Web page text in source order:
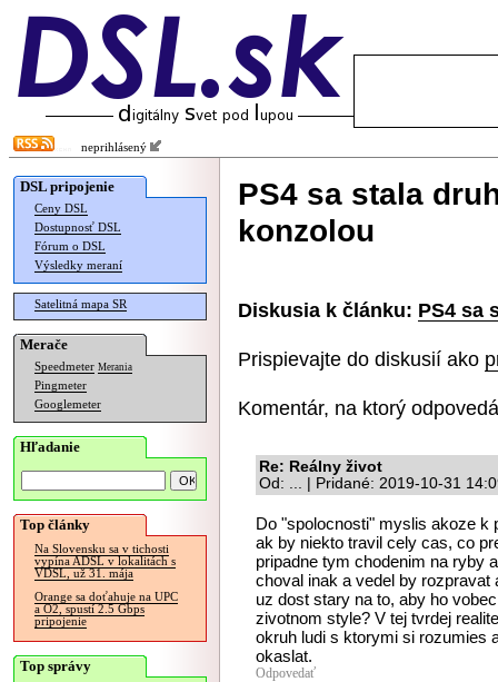
neprihlásený
DSL pripojenie
Ceny DSL
Dostupnosť DSL
Fórum o DSL
Výsledky meraní
Satelitná mapa SR
Merače
Speedmeter Merania
Pingmeter
Googlemeter
Hľadanie
Top články
Na Slovensku sa v tichosti
vypína ADSL v lokalitách s
VDSL, už 31. mája
Orange sa doťahuje na UPC
a O2, spustí 2.5 Gbps
pripojenie
Top správy
PS4 sa stala
konzolou
Diskusia k článku: PS4 sa
Prispievajte do diskusií ako
Komentár, na ktorý
Re: Reálny život
Od: ... | Pridané: 2019-10-31
Do "spolocnosti" myslis akoze k
ak by niekto travil cely cas, co
pripadne tym chodenim na ryby
choval inak a vedel by rozpravat
uz dost stary na to, aby ho
zivotnom style? V tej tvrdej
okruh ludi s ktorymi si rozumies
okaslat.
Odpovedať